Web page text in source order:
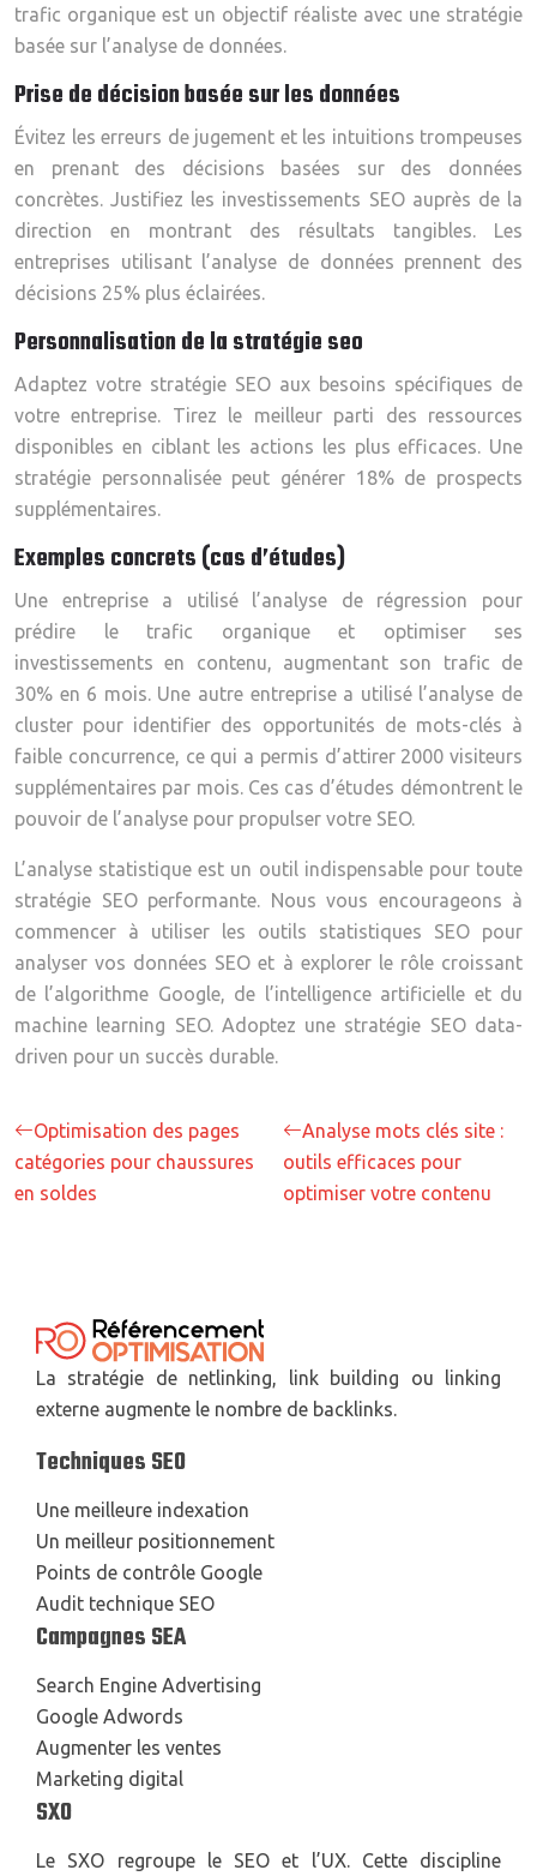
trafic organique est un objectif réaliste avec une stratégie
basée sur l’analyse de données.
Prise de décision basée sur les données
Évitez les erreurs de jugement et les intuitions trompeuses
en prenant des décisions basées sur des données
concrètes. Justifiez les investissements SEO auprès de la
direction en montrant des résultats tangibles. Les
entreprises utilisant l’analyse de données prennent des
décisions 25% plus éclairées.
Personnalisation de la stratégie seo
Adaptez votre stratégie SEO aux besoins spécifiques de
votre entreprise. Tirez le meilleur parti des ressources
disponibles en ciblant les actions les plus efficaces. Une
stratégie personnalisée peut générer 18% de prospects
supplémentaires.
Exemples concrets (cas d’études)
Une entreprise a utilisé l’analyse de régression pour
prédire le trafic organique et optimiser ses
investissements en contenu, augmentant son trafic de
30% en 6 mois. Une autre entreprise a utilisé l’analyse de
cluster pour identifier des opportunités de mots-clés à
faible concurrence, ce qui a permis d’attirer 2000 visiteurs
supplémentaires par mois. Ces cas d’études démontrent le
pouvoir de l’analyse pour propulser votre SEO.
L’analyse statistique est un outil indispensable pour toute
stratégie SEO performante. Nous vous encourageons à
commencer à utiliser les outils statistiques SEO pour
analyser vos données SEO et à explorer le rôle croissant
de l’algorithme Google, de l’intelligence artificielle et du
machine learning SEO. Adoptez une stratégie SEO data-
driven pour un succès durable.
Optimisation des pages
catégories pour chaussures
en soldes
Analyse mots clés site :
outils efficaces pour
optimiser votre contenu
La stratégie de netlinking, link building ou linking
externe augmente le nombre de backlinks.
Techniques SEO
Une meilleure indexation
Un meilleur positionnement
Points de contrôle Google
Audit technique SEO
Campagnes SEA
Search Engine Advertising
Google Adwords
Augmenter les ventes
Marketing digital
SXO
Le SXO regroupe le SEO et l’UX. Cette discipline